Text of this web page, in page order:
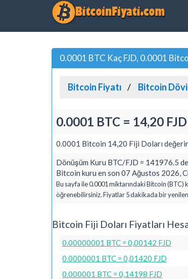
0.0001 BTC Kaç FJD, 0.0001
Bitcoin Fiyatı Bitcoin
0.0001 BTC = 14,20 FJD
0.0001 Bitcoin 14,20 Fiji Doları
Dönüşüm Kuru BTC/FJD = 141976.5
Bitcoin kuru en son 07 Ağustos 2026,
Bu sayfa ile 0.0001 miktarındaki Bitcoin (BTC)
öğrenebilirsiniz. Fiyatlar 5 dakikada bir
Bitcoin Fiji Doları Fiyatları
0.00000001 BTC = 0,00142 FJD
0.0000001 BTC = 0,01420 FJD
0.000001 BTC = 0,14198 FJD